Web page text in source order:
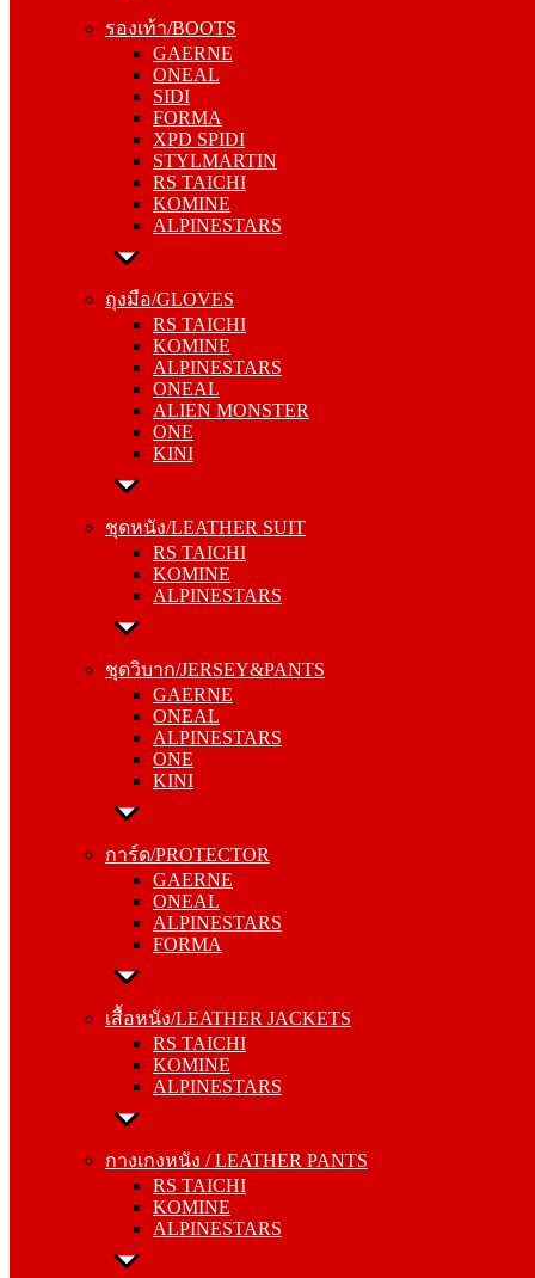
รองเท้า/BOOTS
GAERNE
ONEAL
SIDI
FORMA
XPD SPIDI
STYLMARTIN
RS TAICHI
KOMINE
ALPINESTARS
ถุงมือ/GLOVES
RS TAICHI
KOMINE
ALPINESTARS
ONEAL
ALIEN MONSTER
ONE
KINI
ชุดหนัง/LEATHER SUIT
RS TAICHI
KOMINE
ALPINESTARS
ชุดวิบาก/JERSEY&PANTS
GAERNE
ONEAL
ALPINESTARS
ONE
KINI
การ์ด/PROTECTOR
GAERNE
ONEAL
ALPINESTARS
FORMA
เสื้อหนัง/LEATHER JACKETS
RS TAICHI
KOMINE
ALPINESTARS
กางเกงหนัง / LEATHER PANTS
RS TAICHI
KOMINE
ALPINESTARS
ONEAL
SIDI
FORMA
XPD SPIDI
STYLMARTIN
RS TAICHI
KOMINE
ALPINESTARS
ถุงมือ/GLOVES
KOMINE
ALPINESTARS
ONEAL
ALIEN MONSTER
ONE
KINI
ชุดหนัง/LEATHER SUIT
KOMINE
ALPINESTARS
ชุดวิบาก/JERSEY&PANTS
ONEAL
ALPINESTARS
ONE
KINI
การ์ด/PROTECTOR
ONEAL
ALPINESTARS
FORMA
เสื้อหนัง/LEATHER JACKETS
KOMINE
ALPINESTARS
กางเกงหนัง / LEATHER PANTS
KOMINE
ALPINESTARS
กระเป๋า